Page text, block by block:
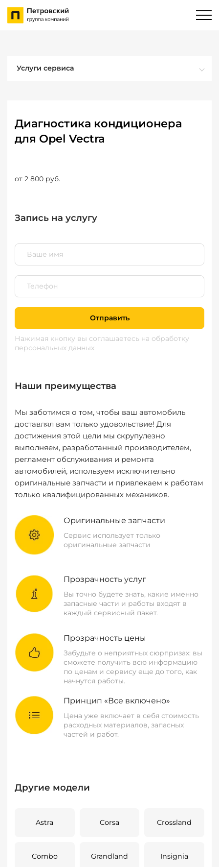
Услуги сервиса
Диагностика кондиционера
для Opel Vectra
от 2 800 руб.
Запись на услугу
Отправить
Нажимая кнопку вы соглашаетесь на обработку
персональных данных
Наши преимущества
Мы заботимся о том, чтобы ваш автомобиль
доставлял вам только удовольствие! Для
достижения этой цели мы скрупулезно
выполняем, разработанный производителем,
регламент обслуживания и ремонта
автомобилей, используем исключительно
оригинальные запчасти и привлекаем к работам
только квалифицированных механиков.
Оригинальные запчасти
Сервис использует только
оригинальные запчасти
Прозрачность услуг
Вы точно будете знать, какие именно
запасные части и работы входят в
каждый сервисный пакет.
Прозрачность цены
Забудьте о неприятных сюрпризах: вы
сможете получить всю информацию
по ценам и сервису еще до того, как
начнутся работы.
Принцип «Все включено»
Цена уже включает в себя стоимость
расходных материалов, запасных
частей и работ.
Другие модели
Astra Corsa Crossland
Combo Grandland Insignia